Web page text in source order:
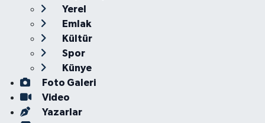
Yerel
Emlak
Kültür
Spor
Künye
Foto Galeri
Video
Yazarlar